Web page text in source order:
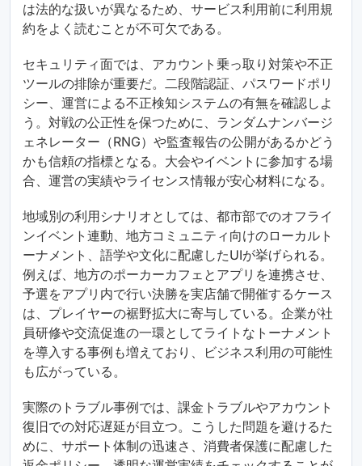
は法的な扱いが異なるため、サービス利用前に利用規
約をよく読むことが不可欠である。
セキュリティ面では、アカウント乗っ取り対策や不正
ツールの排除が重要だ。二段階認証、パスワードポリ
シー、運営による不正検知システムの有無を確認しよ
う。対戦の公正性を保つために、ランダムナンバージ
ェネレーター（RNG）や監査報告の公開があるかどう
かも信頼の指標となる。大会やイベントに参加する場
合、運営の実績やライセンス情報が安心材料になる。
地域別の利用シナリオとしては、都市部でのオフライ
ンイベント連動、地方コミュニティ向けのローカルト
ーナメント、語学や文化に配慮したUIが挙げられる。
例えば、地方のポーカーカフェとアプリを連携させ、
予選をアプリ内で行い決勝を実店舗で開催するケース
は、プレイヤーの裾野拡大に寄与している。企業が社
員研修や交流促進の一環としてライトなトーナメント
を導入する事例も増えており、ビジネス利用の可能性
も広がっている。
実際のトラブル事例では、課金トラブルやアカウント
復旧での対応遅延が目立つ。こうした問題を避けるた
めに、サポート体制の迅速さ、消費者保護に配慮した